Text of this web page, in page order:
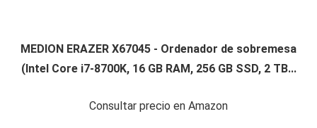
MEDION ERAZER X67045 - Ordenador de sobremesa
(Intel Core i7-8700K, 16 GB RAM, 256 GB SSD, 2 TB...
Consultar precio en Amazon